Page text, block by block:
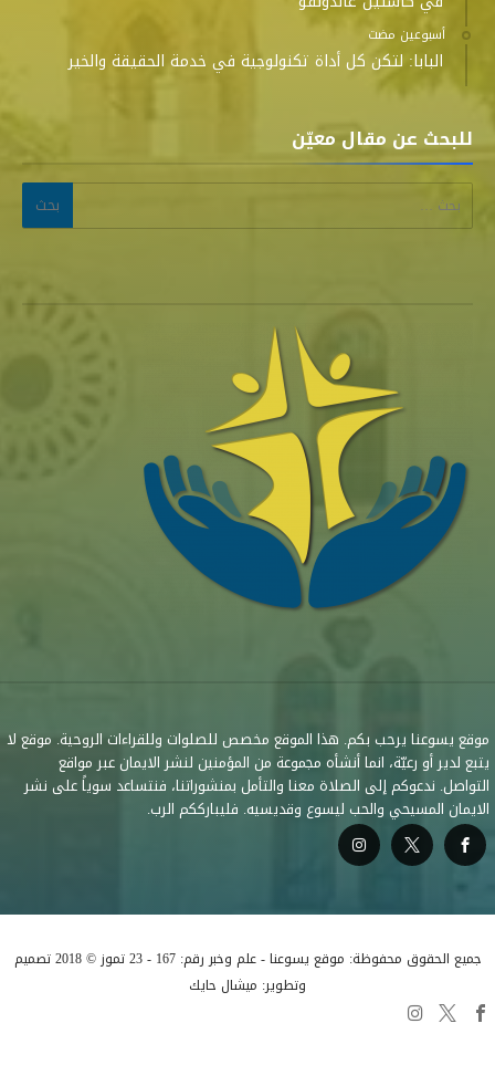
‫‫‫‏‫أسبوعين مضت‬
البابا: لتكن كل أداة تكنولوجية في خدمة الحقيقة والخير
للبحث عن مقال معيّن
البحث عن:
موقع يسوعنا يرحب بكم. هذا الموقع مخصص للصلوات وللقراءات الروحية. موقع لا
يتبع لدير أو رعيّة، انما أنشأه مجموعة من المؤمنين لنشر الايمان عبر مواقع
التواصل. ندعوكم إلى الصلاة معنا والتأمل بمنشوراتنا، فنتساعد سوياً على نشر
الايمان المسيحي والحب ليسوع وقديسيه. فليبارككم الرب.
جميع الحقوق محفوظة: موقع يسوعنا - علم وخبر رقم: 167 - 23 تموز © 2018 تصميم
وتطوير: ميشال حايك